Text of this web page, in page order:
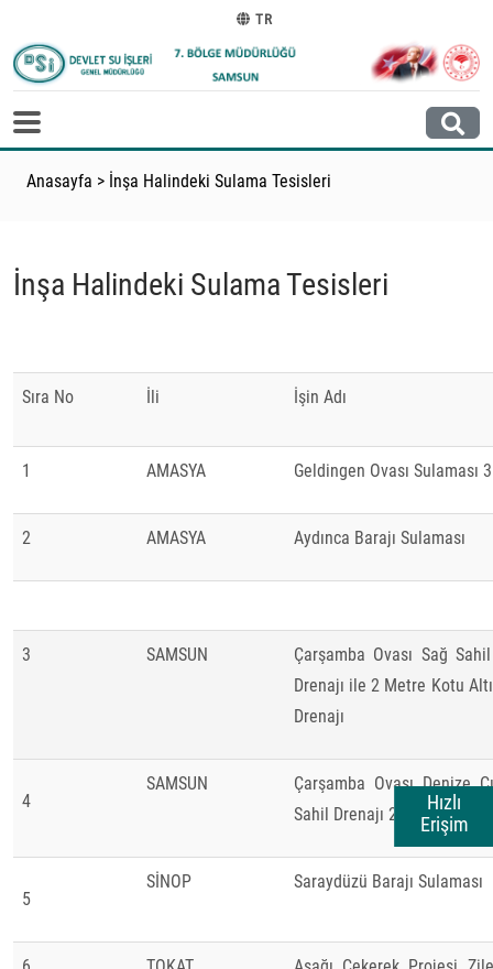
Hızlı
Erişim
TR
Anasayfa > İnşa Halindeki Sulama Tesisleri
İnşa Halindeki Sulama Tesisleri
Sıra No İli İşin Adı
1 AMASYA Geldingen Ovası Sulaması
2 AMASYA Aydınca Barajı Sulaması
3 SAMSUN
Çarşamba Ovası Sağ
Drenajı ile 2 Metre Kotu
Drenajı
4
SAMSUN
Çarşamba Ovası Denize
Sahil Drenajı 2. Kısım
5
SİNOP Saraydüzü Barajı Sulaması